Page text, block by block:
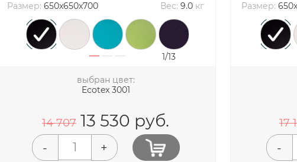
Размер: 650x650x700 Вес: 9.0 кг
1/13
выбран цвет:
Ecotex 3001
14 707 13 530 руб.
- +
Размер:
17
-